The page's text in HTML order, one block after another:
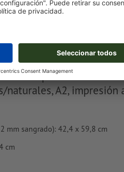
de impresión Carteles
naturales, A2, impresión
mm sangrado): 42,4 x 59,8 cm
cm